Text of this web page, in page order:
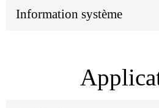
Information système